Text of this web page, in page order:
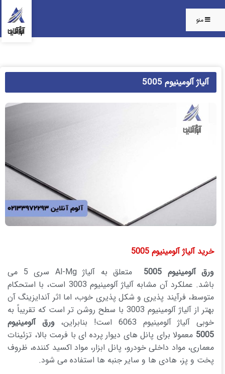
منو
آلیاژ آلومینیوم 5005
خرید آلیاژ آلومینیوم 5005
ورق آلومینیوم 5005
متعلق به آلیاژ Al-Mg سری 5 می
باشد. عملکرد آن مشابه آلیاژ آلومینیوم 3003 است، با استحکام
متوسط، فرآیند پذیری و شکل پذیری خوب، اما اثر آندایزینگ آن
بهتر از آلیاژ آلومینیوم 3003 با سطح روشن تر است که تقریباً به
خوبی آلیاژ آلومینیوم 6063 است! بنابراین،
ورق آلومینیوم
5005 معمولا برای پانل های دیوار پرده ای با فرمت بالا، تزئینات
معماری، مواد داخلی خودرو، پانل ابزار، مواد اکسید کننده، ظروف
پخت و پز، هادی ها و سایر جنبه ها استفاده می شود.